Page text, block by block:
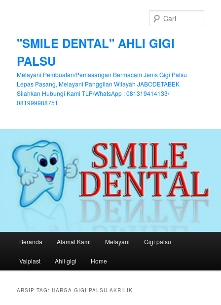
"SMILE DENTAL" AHLI GIGI
PALSU
Melayani Pembuatan/Pemasangan Bermacam Jenis Gigi Palsu
Lepas Pasang, Melayani Panggilan Wilayah JABODETABEK
Silahkan Hubungi Kami TLP/WhatsApp : 081319414133/
081999988751.
Langsung
ke
Langsung
ke
Beranda Alamat Kami Melayani Gigi palsu
Valplast Ahli gigi Home
ARSIP TAG:HARGA GIGI PALSU AKRILIK